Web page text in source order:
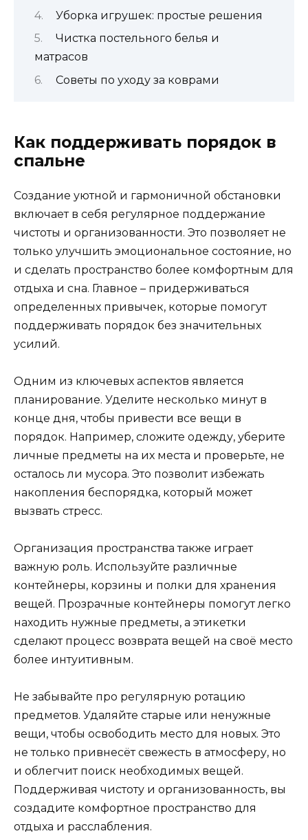
Уборка игрушек: простые решения
Чистка постельного белья и
матрасов
Советы по уходу за коврами
Как поддерживать порядок в
спальне
Создание уютной и гармоничной обстановки
включает в себя регулярное поддержание
чистоты и организованности. Это позволяет не
только улучшить эмоциональное состояние, но
и сделать пространство более комфортным для
отдыха и сна. Главное – придерживаться
определенных привычек, которые помогут
поддерживать порядок без значительных
усилий.
Одним из ключевых аспектов является
планирование. Уделите несколько минут в
конце дня, чтобы привести все вещи в
порядок. Например, сложите одежду, уберите
личные предметы на их места и проверьте, не
осталось ли мусора. Это позволит избежать
накопления беспорядка, который может
вызвать стресс.
Организация пространства также играет
важную роль. Используйте различные
контейнеры, корзины и полки для хранения
вещей. Прозрачные контейнеры помогут легко
находить нужные предметы, а этикетки
сделают процесс возврата вещей на своё место
более интуитивным.
Не забывайте про регулярную ротацию
предметов. Удаляйте старые или ненужные
вещи, чтобы освободить место для новых. Это
не только привнесёт свежесть в атмосферу, но
и облегчит поиск необходимых вещей.
Поддерживая чистоту и организованность, вы
создадите комфортное пространство для
отдыха и расслабления.